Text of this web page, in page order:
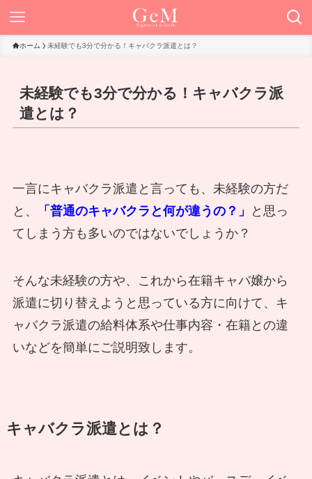
ホーム 未経験でも3分で分かる！キャバクラ派遣とは？
未経験でも3分で分かる！キャバクラ派
遣とは？
一言にキャバクラ派遣と言っても、未経験の方だ
と、
「普通のキャバクラと何が違うの？」
と思っ
てしまう方も多いのではないでしょうか？
そんな未経験の方や、これから在籍キャバ嬢から
派遣に切り替えようと思っている方に向けて、キ
ャバクラ派遣の給料体系や仕事内容・在籍との違
いなどを簡単にご説明致します。
キャバクラ派遣とは？